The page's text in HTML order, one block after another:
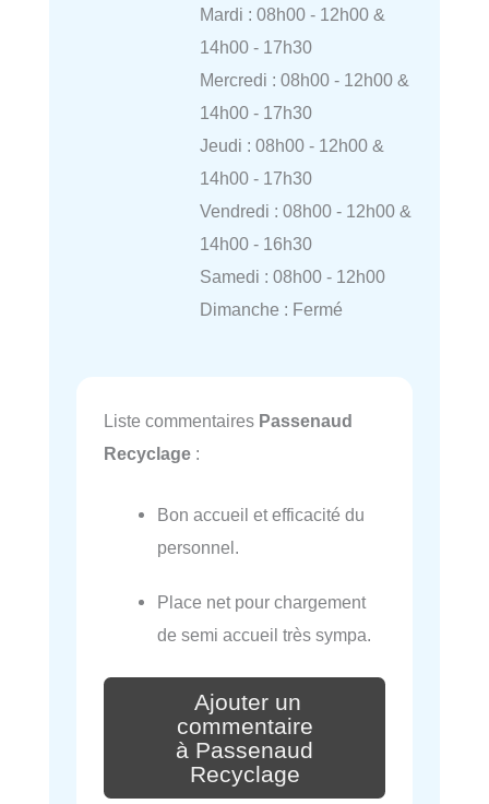
Mardi : 08h00 - 12h00 &
14h00 - 17h30
Mercredi : 08h00 - 12h00 &
14h00 - 17h30
Jeudi : 08h00 - 12h00 &
14h00 - 17h30
Vendredi : 08h00 - 12h00 &
14h00 - 16h30
Samedi : 08h00 - 12h00
Dimanche : Fermé
Liste commentaires Passenaud
Recyclage :
Bon accueil et efficacité du
personnel.
Place net pour chargement
de semi accueil très sympa.
Ajouter un
commentaire
à Passenaud
Recyclage